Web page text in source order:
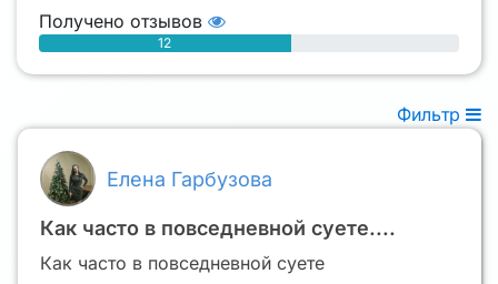
Фильтр
Елена Гарбузова
Как часто в повседневной суете....
Как часто в повседневной суете
Получено отзывов
12